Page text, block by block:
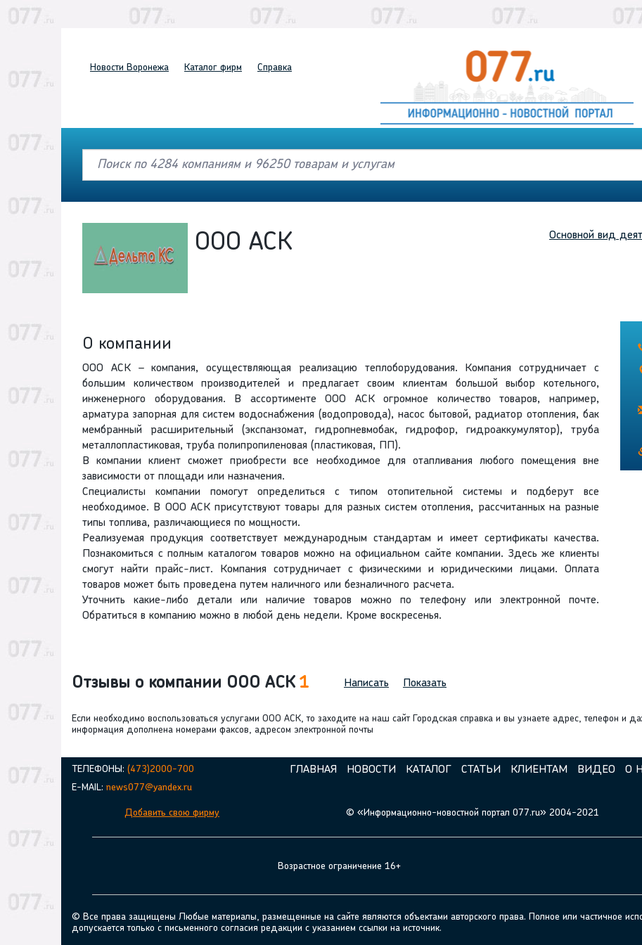
Новости Воронежа Каталог фирм Справка
Основной вид
ООО АСК
О компании
ООО АСК – компания, осуществляющая реализацию теплоборудования. Компания сотрудничает с
большим количеством производителей и предлагает своим клиентам большой выбор котельного,
инженерного оборудования. В ассортименте ООО АСК огромное количество товаров, например,
арматура запорная для систем водоснабжения (водопровода), насос бытовой, радиатор отопления, бак
мембранный расширительный (экспанзомат, гидропневмобак, гидрофор, гидроаккумулятор), труба
металлопластиковая, труба полипропиленовая (пластиковая, ПП).
В компании клиент сможет приобрести все необходимое для отапливания любого помещения вне
зависимости от площади или назначения.
Специалисты компании помогут определиться с типом отопительной системы и подберут все
необходимое. В ООО АСК присутствуют товары для разных систем отопления, рассчитанных на разные
типы топлива, различающиеся по мощности.
Реализуемая продукция соответствует международным стандартам и имеет сертификаты качества.
Познакомиться с полным каталогом товаров можно на официальном сайте компании. Здесь же клиенты
смогут найти прайс-лист. Компания сотрудничает с физическими и юридическими лицами. Оплата
товаров может быть проведена путем наличного или безналичного расчета.
Уточнить какие-либо детали или наличие товаров можно по телефону или электронной почте.
Обратиться в компанию можно в любой день недели. Кроме воскресенья.
Отзывы о компании ООО АСК 1 Написать Показать
Если необходимо воспользоваться услугами ООО АСК, то заходите на наш сайт Городская справка и вы узнаете адрес, телефон и
информация дополнена номерами факсов, адресом электронной почты
ТЕЛЕФОНЫ: (473)2000-700
E-MAIL: news077@yandex.ru
Добавить свою фирму
ГЛАВНАЯ НОВОСТИ КАТАЛОГ СТАТЬИ КЛИЕНТАМ ВИДЕО О
© «Информационно-новостной портал 077.ru» 2004-2021
Возрастное ограничение 16+
© Все права защищены Любые материалы, размещенные на сайте являются объектами авторского права. Полное или частичное
допускается только с письменного согласия редакции с указанием ссылки на источник.